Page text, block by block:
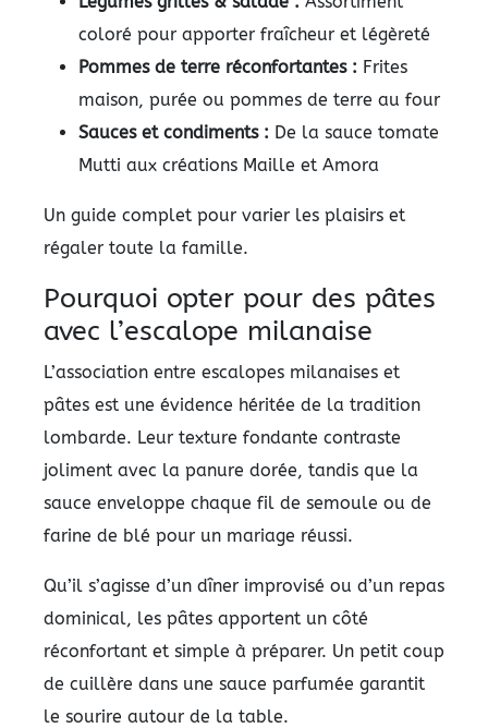
coloré pour apporter fraîcheur et légèreté
Pommes de terre réconfortantes : Frites
maison, purée ou pommes de terre au four
Sauces et condiments : De la sauce tomate
Mutti aux créations Maille et Amora
Un guide complet pour varier les plaisirs et
régaler toute la famille.
Pourquoi opter pour des pâtes
avec l’escalope milanaise
L’association entre escalopes milanaises et
pâtes est une évidence héritée de la tradition
lombarde. Leur texture fondante contraste
joliment avec la panure dorée, tandis que la
sauce enveloppe chaque fil de semoule ou de
farine de blé pour un mariage réussi.
Qu’il s’agisse d’un dîner improvisé ou d’un repas
dominical, les pâtes apportent un côté
réconfortant et simple à préparer. Un petit coup
de cuillère dans une sauce parfumée garantit
le sourire autour de la table.